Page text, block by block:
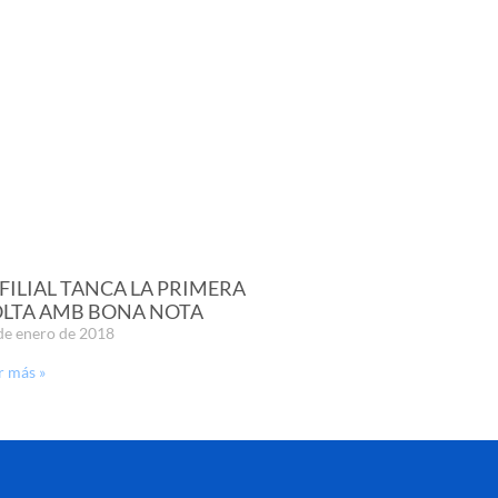
TANCA LA PRIMERA
AMB BONA NOTA
enero de 2018
más »